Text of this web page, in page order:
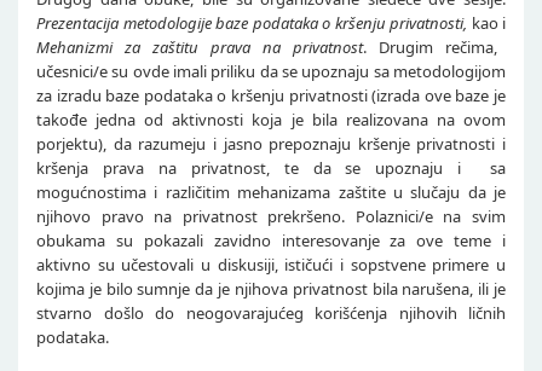
Prezentacija metodologije baze podataka o kršenju privatnosti, kao i
Mehanizmi za zaštitu prava na privatnost. Drugim rečima,
učesnici/e su ovde imali priliku da se upoznaju sa metodologijom
za izradu baze podataka o kršenju privatnosti (izrada ove baze je
takođe jedna od aktivnosti koja je bila realizovana na ovom
porjektu), da razumeju i jasno prepoznaju kršenje privatnosti i
kršenja prava na privatnost, te da se upoznaju i sa
mogućnostima i različitim mehanizama zaštite u slučaju da je
njihovo pravo na privatnost prekršeno. Polaznici/e na svim
obukama su pokazali zavidno interesovanje za ove teme i
aktivno su učestovali u diskusiji, ističući i sopstvene primere u
kojima je bilo sumnje da je njihova privatnost bila narušena, ili je
stvarno došlo do neogovarajućeg korišćenja njihovih ličnih
podataka.